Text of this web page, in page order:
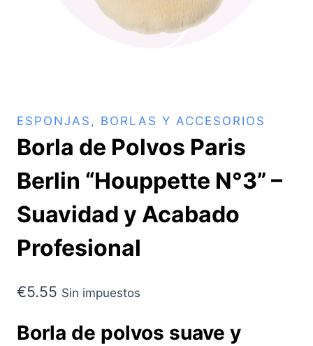
ESPONJAS, BORLAS Y ACCESORIOS
Borla de Polvos Paris
Berlin “Houppette N°3” –
Suavidad y Acabado
Profesional
€5.55 Sin impuestos
Borla de polvos suave y